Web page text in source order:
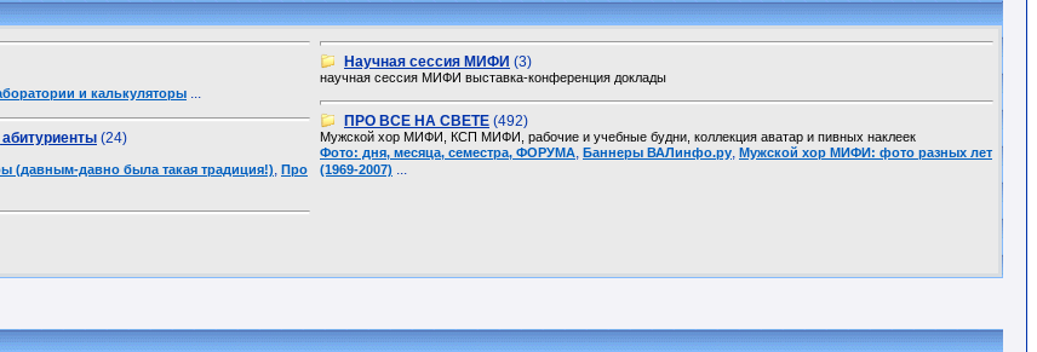
и калькуляторы ...
(24)
(давным-давно была такая традиция!), Про
Научная сессия МИФИ (3)
научная сессия МИФИ выставка-конференция доклады
ПРО ВСЕ НА СВЕТЕ (492)
Мужской хор МИФИ, КСП МИФИ, рабочие и учебные будни, коллекция аватар и пивных наклеек
Фото: дня, месяца, семестра, ФОРУМА, Баннеры ВАЛинфо.ру, Мужской хор МИФИ: фото разных лет
(1969-2007) ...